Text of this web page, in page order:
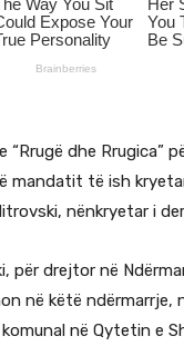
“Rrugë dhe
mandatit të ish
nënkryetar i
për drejtor në
në këtë ndërmarrje,
në Qytetin e